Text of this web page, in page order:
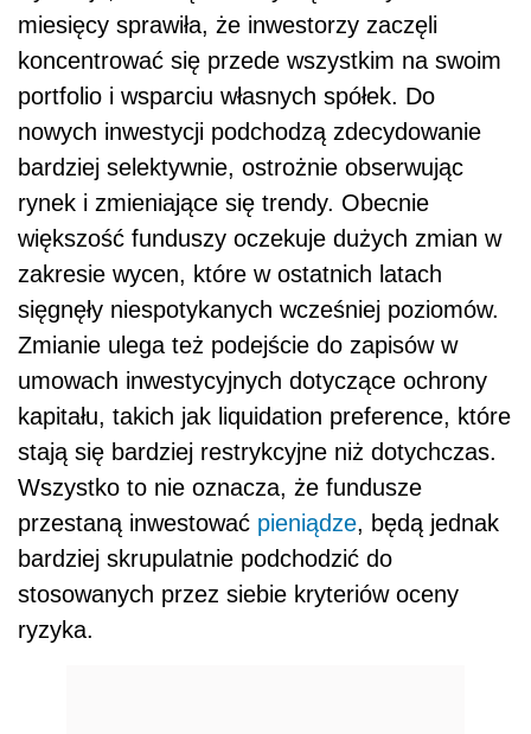
miesięcy sprawiła, że inwestorzy zaczęli
koncentrować się przede wszystkim na swoim
portfolio i wsparciu własnych spółek. Do
nowych inwestycji podchodzą zdecydowanie
bardziej selektywnie, ostrożnie obserwując
rynek i zmieniające się trendy. Obecnie
większość funduszy oczekuje dużych zmian w
zakresie wycen, które w ostatnich latach
sięgnęły niespotykanych wcześniej poziomów.
Zmianie ulega też podejście do zapisów w
umowach inwestycyjnych dotyczące ochrony
kapitału, takich jak liquidation preference, które
stają się bardziej restrykcyjne niż dotychczas.
Wszystko to nie oznacza, że fundusze
przestaną inwestować pieniądze, będą jednak
bardziej skrupulatnie podchodzić do
stosowanych przez siebie kryteriów oceny
ryzyka.